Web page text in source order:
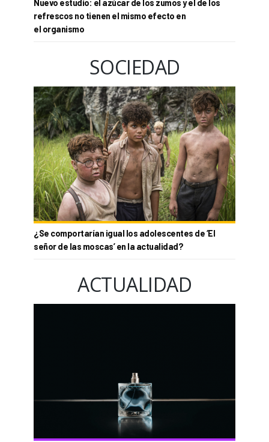
Nuevo estudio: el azúcar de los zumos y el de los
refrescos no tienen el mismo efecto en
el organismo
SOCIEDAD
¿Se comportarían igual los adolescentes de ‘El
señor de las moscas’ en la actualidad?
ACTUALIDAD